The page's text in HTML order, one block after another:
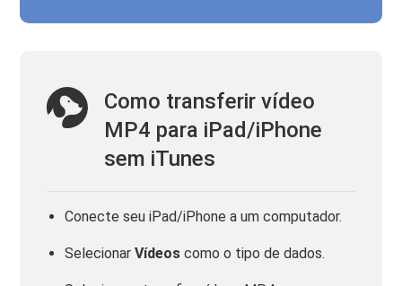
Como transferir vídeo
MP4 para iPad/iPhone
sem iTunes
Conecte seu iPad/iPhone a um computador.
SelecionarVídeos como o tipo de dados.